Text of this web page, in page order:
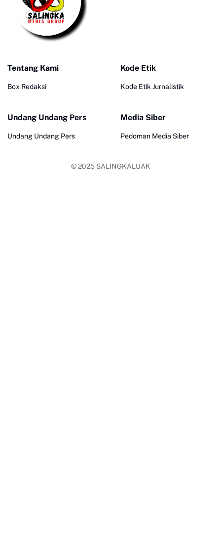
Tentang Kami
Box Redaksi
Kode Etik
Kode Etik Jurnalistik
Undang Undang Pers
Undang Undang Pers
Media Siber
Pedoman Media Siber
© 2025 SALINGKALUAK